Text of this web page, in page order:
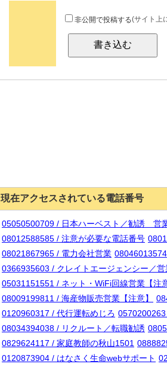
非公開で投稿する(サイト上
現在アクセスされている電話番号
05050500709 / 日本ハーベスト／勧誘 営
08012588585 / 注意が必要な電話番号
08021867965 / 電力会社営業 08046013574
0366935603 / クレイトエージェンシー／営
05031151551 / ネット・WiFi回線営業【注意
08009199811 / 海産物販売営業【注意】
0120960317 / 代行運転めじろ
08034394038 / リクルート／転職勧誘
0829624117 / 家庭教師の秋山1501
0120873904 / はなさく生命webサポート